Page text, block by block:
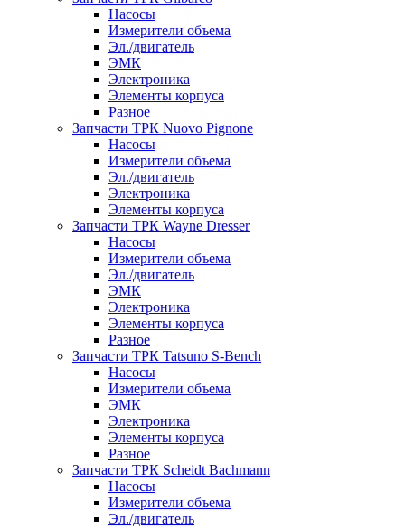
Насосы
Измерители объема
Эл./двигатель
ЭМК
Электроника
Элементы корпуса
Разное
Запчасти ТРК Nuovo Pignone
Насосы
Измерители объема
Эл./двигатель
Электроника
Элементы корпуса
Запчасти ТРК Wayne Dresser
Насосы
Измерители объема
Эл./двигатель
ЭМК
Электроника
Элементы корпуса
Разное
Запчасти ТРК Tatsuno S-Bench
Насосы
Измерители объема
ЭМК
Электроника
Элементы корпуса
Разное
Запчасти ТРК Scheidt Bachmann
Насосы
Измерители объема
Эл./двигатель